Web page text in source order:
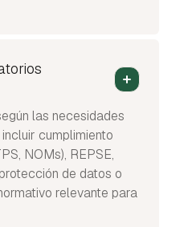
las necesidades
cumplimiento
NOMs), REPSE,
de datos o
relevante para